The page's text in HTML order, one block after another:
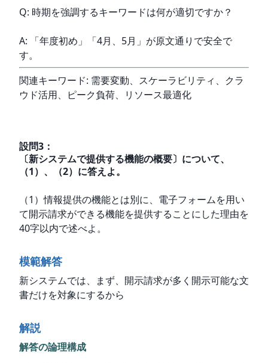
Q: 時期を強調するキーワードは何が適切ですか？
A: 「年度初め」「4月、5月」が原文通りで安全で
す。
関連キーワード: 需要変動、スケーラビリティ、クラ
ウド活用、ピーク負荷、リソース最適化
設問3 ：
〔新システムで提供する機能の概要〕について、
（1）、（2）に答えよ。
（1）情報提供の機能とは別に、電子フォームを用い
て開示請求ができる機能を提供することにした理由を
40字以内で述べよ。
模範解答
新システムでは、まず、開示請求が多く開示可能な文
書だけを対象にするから
解説
解答の論理構成